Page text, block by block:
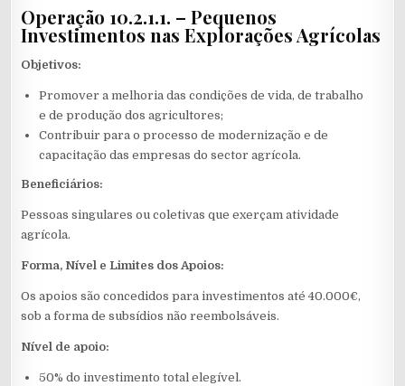
Operação 10.2.1.1. – Pequenos
Investimentos nas Explorações Agrícolas
Objetivos:
Promover a melhoria das condições de vida, de trabalho
e de produção dos agricultores;
Contribuir para o processo de modernização e de
capacitação das empresas do sector agrícola.
Beneficiários:
Pessoas singulares ou coletivas que exerçam atividade
agrícola.
Forma, Nível e Limites dos Apoios:
Os apoios são concedidos para investimentos até 40.000€,
sob a forma de subsídios não reembolsáveis.
Nível de apoio:
50% do investimento total elegível.